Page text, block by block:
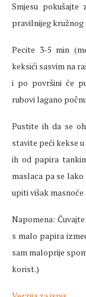
Smjesu
pravilnijeg kružnog
Pecite 3-5 min
keksići sasvim na
i po površini će
rubovi lagano
Pustite ih da se
stavite peći kekse
ih od papira
maslaca pa se
upiti višak masnoće
Napomena:
s malo papira
sam maloprije
korist.)